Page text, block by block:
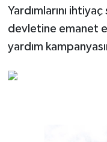
Yardımlarını
devletine emanet
yardım